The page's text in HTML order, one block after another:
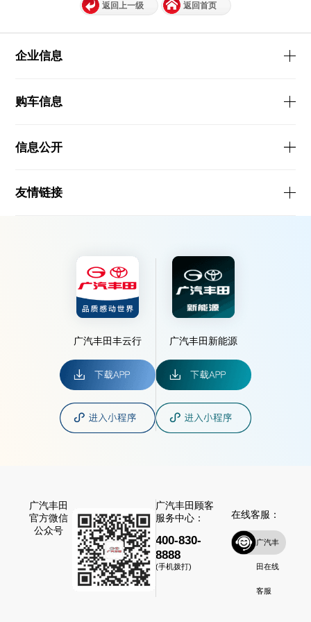
返回上一级 返回首页
企业信息
购车信息
信息公开
友情链接
广汽丰田丰云行 广汽丰田新能源
广汽丰田
官方微信
公众号
广汽丰田顾客
服务中心：
400-830-
8888
(手机拨打)
在线客服：
广汽丰
田在线
客服